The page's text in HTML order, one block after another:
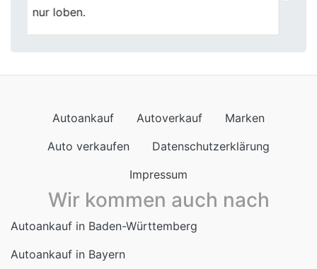
Auto verkaufen
Datenschutzerklärung
Impressum
Wir kommen auch nach
Autoankauf in Baden-Württemberg
Autoankauf in Bayern
Autoankauf in Berlin